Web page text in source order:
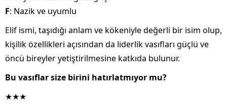
F: Nazik ve uyumlu
Elif ismi, taşıdığı anlam ve kökeniyle değerli bir isim olup,
kişilik özellikleri açısından da liderlik vasıfları güçlü ve
öncü bireyler yetiştirilmesine katkıda bulunur.
Bu vasıflar size birini hatırlatmıyor mu?
★★★